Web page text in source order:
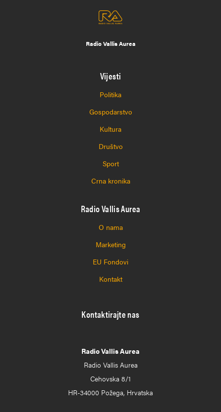
Radio Vallis Aurea
Vijesti
Politika
Gospodarstvo
Kultura
Društvo
Sport
Crna kronika
Radio Vallis Aurea
O nama
Marketing
EU Fondovi
Kontakt
Kontaktirajte nas
Radio Vallis Aurea
Radio Vallis Aurea
Cehovska 8/1
HR-34000 Požega, Hrvatska